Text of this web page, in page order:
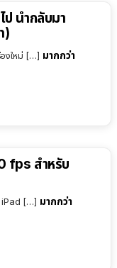
นำกลับมา
งใหม่ […] มากกว่า
fps สำหรับ
iPad […] มากกว่า